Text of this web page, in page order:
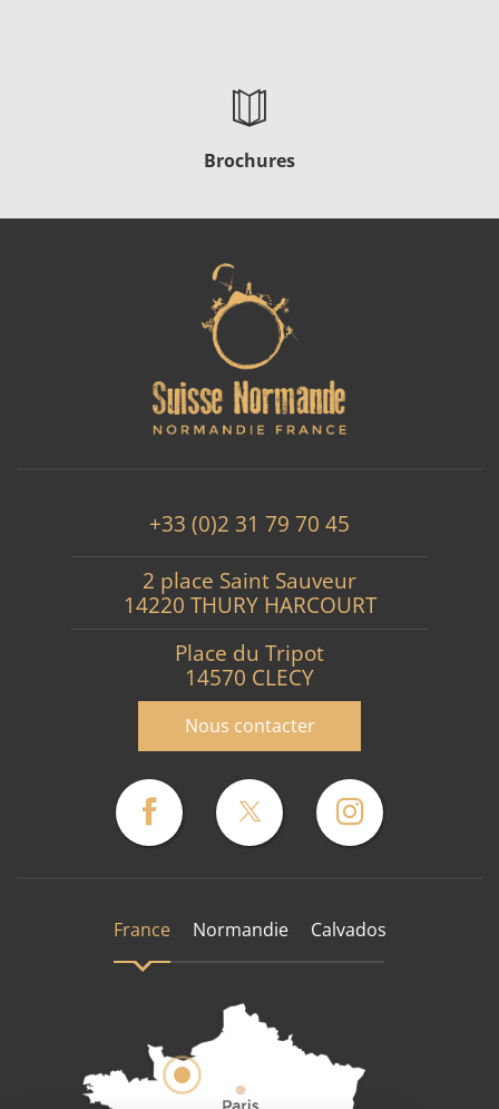
Brochures
+33 (0)2 31 79 70 45
2 place Saint Sauveur
14220 THURY HARCOURT
Place du Tripot
14570 CLECY
Nous contacter
France Normandie Calvados